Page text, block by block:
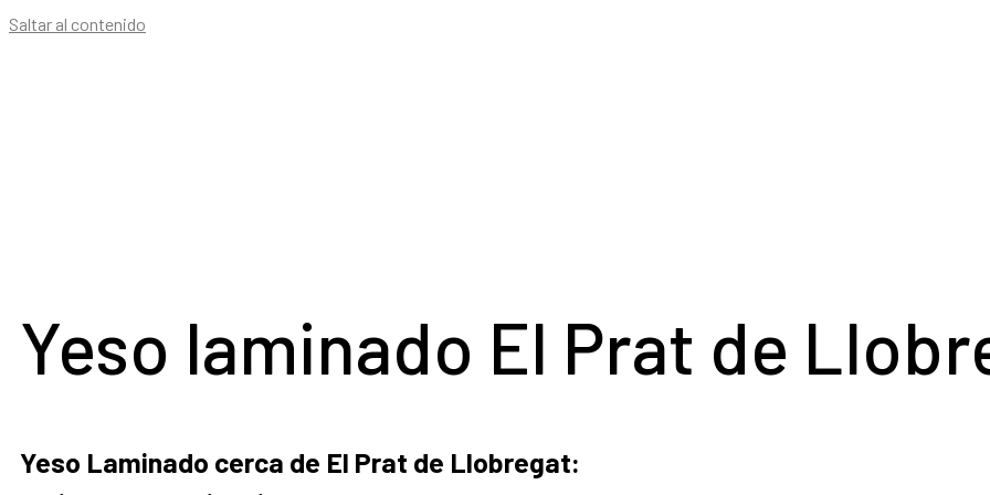
Saltar al contenido
Yeso laminado El Prat de
Yeso Laminado cerca de El Prat de Llobregat: